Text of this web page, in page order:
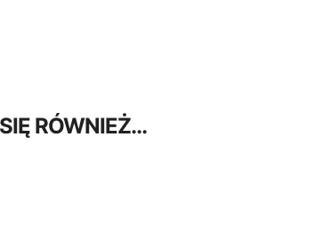
RÓWNIEŻ…